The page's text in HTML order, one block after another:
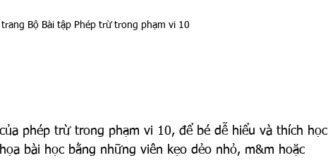
trang Bộ Bài tập Phép trừ trong phạm vi 10
phép trừ trong phạm vi 10, để bé dễ hiểu và thích học
bài học bằng những viên kẹo dẻo nhỏ, m&m hoặc